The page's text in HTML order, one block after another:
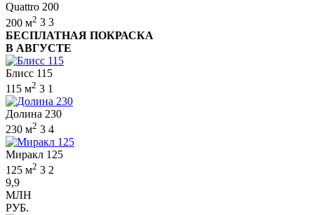
Quattro 200
200 м2 3 3
БЕСПЛАТНАЯ ПОКРАСКА
В АВГУСТЕ
Блисс 115
115 м2 3 1
Долина 230
230 м2 3 4
Миракл 125
125 м2 3 2
9,9
МЛН
РУБ.